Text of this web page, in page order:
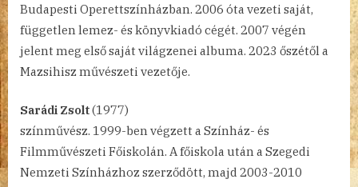
Budapesti Operettszínházban. 2006 óta vezeti saját,
független lemez- és könyvkiadó cégét. 2007 végén
jelent meg első saját világzenei albuma. 2023 őszétől a
Mazsihisz művészeti vezetője.
Sarádi Zsolt(1977)
színművész. 1999-ben végzett a Színház- és
Filmművészeti Főiskolán. A főiskola után a Szegedi
Nemzeti Színházhoz szerződött, majd 2003-2010